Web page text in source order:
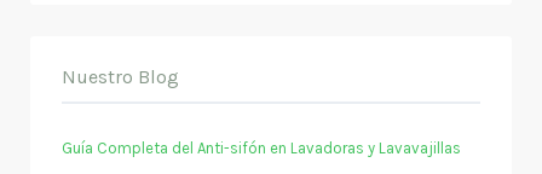
Nuestro Blog
Guía Completa del Anti-sifón en Lavadoras y Lavavajillas